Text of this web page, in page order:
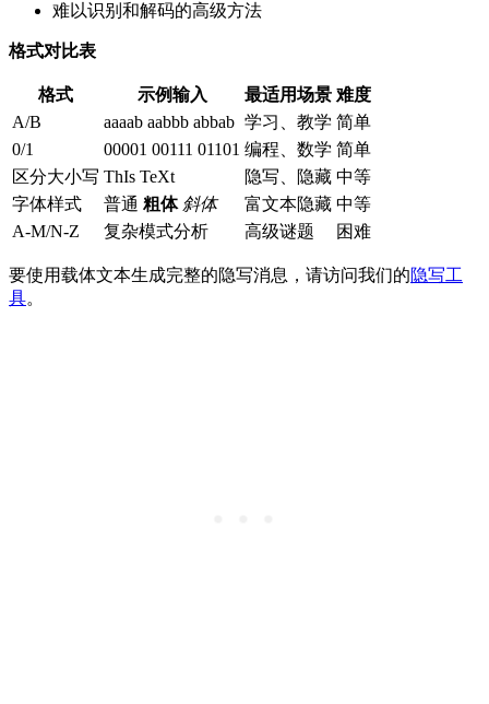
难以识别和解码的高级方法
格式对比表
格式 示例输入 最适用场景 难度
A/B
aaaab aabbb abbab 学习、教学 简单
0/1
00001 00111 01101 编程、数学 简单
区分大小写 ThIs TeXt 隐写、隐藏 中等
字体样式
普通 粗体 斜体 富文本隐藏 中等
A-M/N-Z
复杂模式分析 高级谜题 困难
要使用载体文本生成完整的隐写消息，请访问我们的隐写工
具。